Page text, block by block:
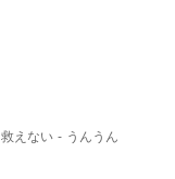
救えない うんうん